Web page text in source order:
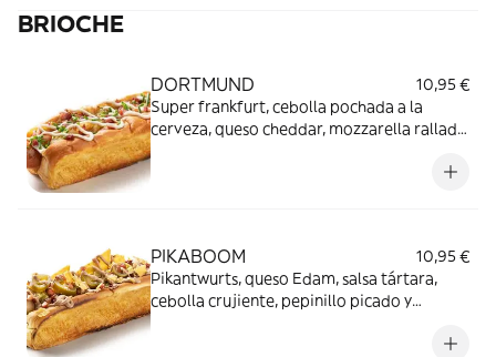
BRIOCHE
DORTMUND
10,95 €
Super frankfurt, cebolla pochada a la
cerveza, queso cheddar, mozzarella rallada,
PIKABOOM
10,95 €
Pikantwurts, queso Edam, salsa tártara,
cebolla crujiente, pepinillo picado y